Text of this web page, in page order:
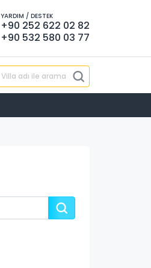
YARDIM / DESTEK
+90 252 622 02 82
+90 532 580 03 77